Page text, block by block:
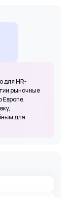
для HR-
рыночные
Европе.
для